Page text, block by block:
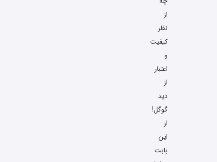
از
نظر
کیفیت
و
اعتبار
از
دید
گوگل!
از
این
بابت